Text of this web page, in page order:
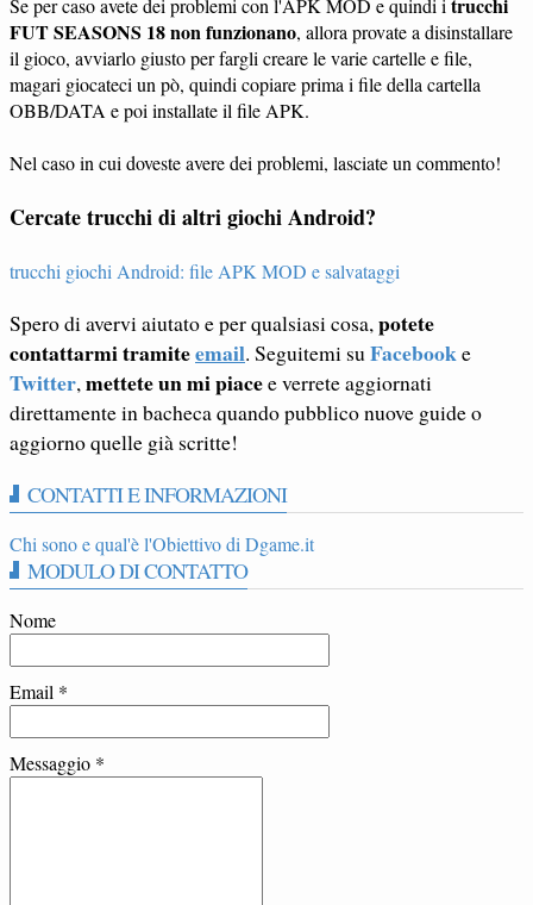
Se per caso avete dei problemi con l'APK MOD e quindi i trucchi
FUT SEASONS 18 non funzionano, allora provate a disinstallare
il gioco, avviarlo giusto per fargli creare le varie cartelle e file,
magari giocateci un pò, quindi copiare prima i file della cartella
OBB/DATA e poi installate il file APK.
Nel caso in cui doveste avere dei problemi, lasciate un commento!
Cercate trucchi di altri giochi Android?
trucchi giochi Android: file APK MOD e salvataggi
Spero di avervi aiutato e per qualsiasi cosa,potete
contattarmi tramiteemail. Seguitemi suFacebooke
Twitter,mettete un mi piacee verrete aggiornati
direttamente in bacheca quando pubblico nuove guide o
aggiorno quelle già scritte!
CONTATTI E INFORMAZIONI
Chi sono e qual'è l'Obiettivo di Dgame.it
MODULO DI CONTATTO
Nome
Email *
Messaggio *